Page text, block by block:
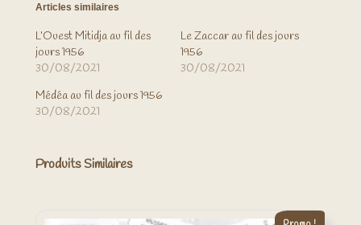
Articles similaires
L’Ouest Mitidja au fil des
jours 1956
30/08/2021
Le Zaccar au fil des jours
1956
30/08/2021
Médéa au fil des jours 1956
30/08/2021
Produits Similaires